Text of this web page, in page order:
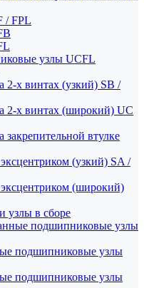
/ FPL
узлы UCFL
х винтах (узкий) SB /
2-х винтах (широкий) UC
втулке
(узкий) SA /
(широкий)
узлы в сборе
подшипниковые узлы
подшипниковые узлы
подшипниковые узлы